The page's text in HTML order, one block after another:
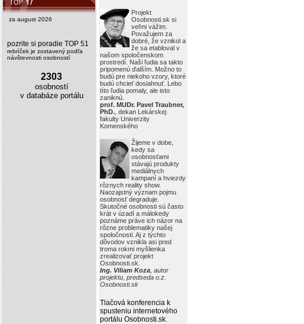
Projekt
Osobnosti.sk si
veľmi vážim.
Považujem za
dobré, že vznikol a
že sa etabloval v
našom spoločenskom
prostredí. Naši ľudia sa takto
pripomenú ďalším. Možno to
budú pre niekoho vzory, ktoré
budú chcieť dosiahnuť. Lebo
títo ľudia pomaly, ale isto
zaniknú.
prof. MUDr. Pavel Traubner,
PhD. , dekan Lekárskej
fakulty Univerzity
Komenského
Žijeme v dobe,
kedy sa
osobnosťami
stávajú produkty
mediálnych
kampaní a hviezdy
rôznych reality show.
Naozajstný význam pojmu
osobnosť degraduje.
Skutočné osobnosti sú často
krát v úzadí a málokedy
poznáme práve ich názor na
rôzne problematiky našej
spoločnosti. Aj z týchto
dôvodov vznikla asi pred
troma rokmi myšlienka
zrealizovať projekt
Osobnosti.sk.
Ing. Viliam Koza , autor
projektu, predseda o.z.
Osobnosti.sk
Tlačová konferencia k
spusteniu internetového
portálu Osobnosti.sk
za august 2026
pozrite si poradie TOP 51
rebríček je zostavený podľa
návštevnosti osobností
2303
osobností
v databáze portálu